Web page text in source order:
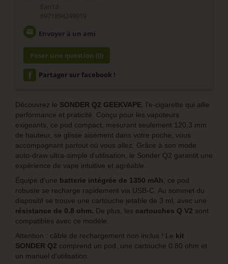
Ean13
6971894249919
email Envoyer à un ami
Poser une question (0)
Partager sur facebook !
Découvrez le SONDER Q2 GEEKVAPE , l'e-cigarette qui allie
performance et praticité. Conçu pour les vapoteurs
exigeants, ce pod compact, mesurant seulement 120,3 mm
de hauteur, se glisse aisément dans votre poche, vous
accompagnant partout où vous allez. Grâce à son mode
auto-draw ultra-simple d'utilisation, le Sonder Q2 garantit une
expérience de vape intuitive et agréable.
Équipé d'une batterie intégrée de 1350 mAh , ce pod
robuste se recharge rapidement via USB-C. Au sommet du
dispositif se trouve une cartouche jetable de 3 ml, avec une
résistance de 0.8 ohm. De plus, les cartouches Q V2 sont
compatibles avec ce modèle.
Attention : câble de rechargement non inclus ! Le kit
SONDER Q2 comprend un pod, une cartouche 0.80 ohm et
un manuel d'utilisation.